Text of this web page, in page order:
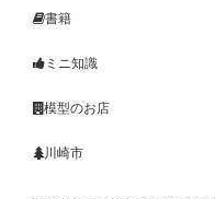
書籍
ミニ知識
模型のお店
川崎市